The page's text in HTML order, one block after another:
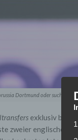
Dortmund oder sucht er
exklusiv
zweier englischer